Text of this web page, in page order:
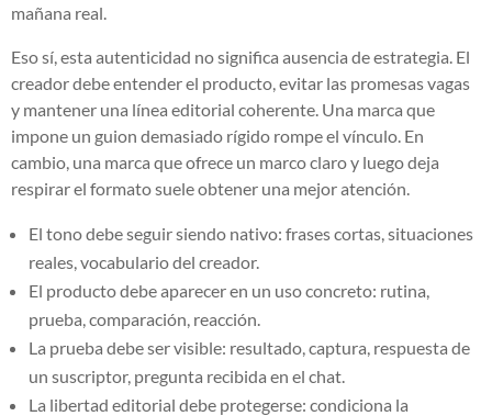
mañana real.
Eso sí, esta autenticidad no significa ausencia de estrategia. El
creador debe entender el producto, evitar las promesas vagas
y mantener una línea editorial coherente. Una marca que
impone un guion demasiado rígido rompe el vínculo. En
cambio, una marca que ofrece un marco claro y luego deja
respirar el formato suele obtener una mejor atención.
El tono debe seguir siendo nativo: frases cortas, situaciones
reales, vocabulario del creador.
El producto debe aparecer en un uso concreto: rutina,
prueba, comparación, reacción.
La prueba debe ser visible: resultado, captura, respuesta de
un suscriptor, pregunta recibida en el chat.
La libertad editorial debe protegerse: condiciona la